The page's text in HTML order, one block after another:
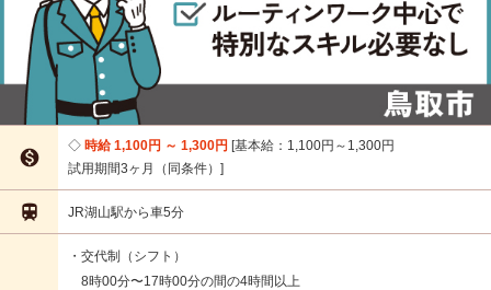

時給 1,100円 ～ 1,300円 基本給：1,100円～1,300円
試用期間3ヶ月（同条件）
 JR湖山駅から車5分
・交代制（シフト）
8時00分〜17時00分の間の4時間以上